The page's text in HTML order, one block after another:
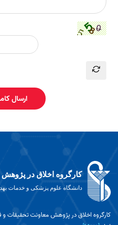
ارسال
کارگروه اخلاق در پژوهش
دانشگاه علوم پزشکی و خدمات
کارگروه اخلاق در پژوهش معاونت تحقیقات و